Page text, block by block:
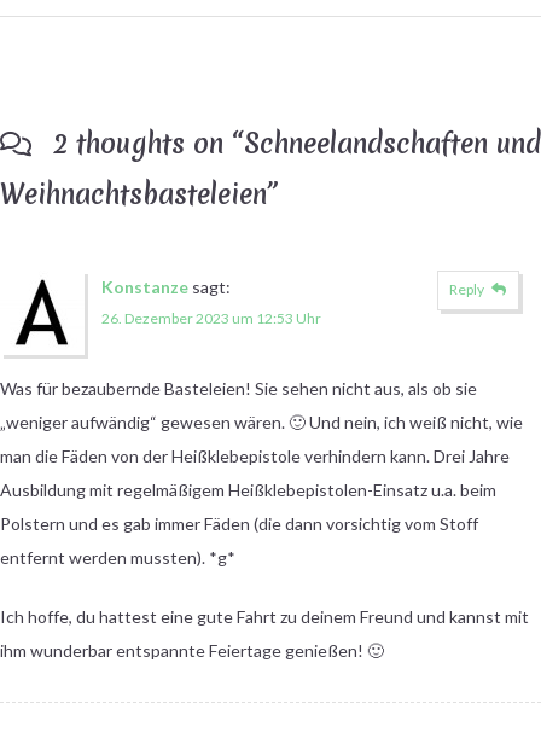
2 thoughts on “Schneelandschaften und
Weihnachtsbasteleien”
Konstanze sagt:
26. Dezember 2023 um 12:53 Uhr
Was für bezaubernde Basteleien! Sie sehen nicht aus, als ob sie
„weniger aufwändig“ gewesen wären. 🙂 Und nein, ich weiß nicht, wie
man die Fäden von der Heißklebepistole verhindern kann. Drei Jahre
Ausbildung mit regelmäßigem Heißklebepistolen-Einsatz u.a. beim
Polstern und es gab immer Fäden (die dann vorsichtig vom Stoff
entfernt werden mussten). *g*
Ich hoffe, du hattest eine gute Fahrt zu deinem Freund und kannst mit
ihm wunderbar entspannte Feiertage genießen! 🙂
Reply